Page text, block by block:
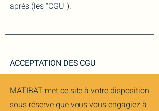
après (les "CGU").
ACCEPTATION DES CGU
MATIBAT met ce site à votre disposition
sous réserve que vous vous engagiez à